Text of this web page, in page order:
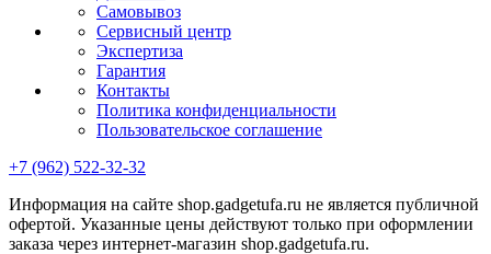
Самовывоз
Сервисный центр
Экспертиза
Гарантия
Контакты
Политика конфиденциальности
Пользовательское соглашение
+7 (962) 522-32-32
Информация на сайте shop.gadgetufa.ru не является публичной
офертой. Указанные цены действуют только при оформлении
заказа через интернет-магазин shop.gadgetufa.ru.